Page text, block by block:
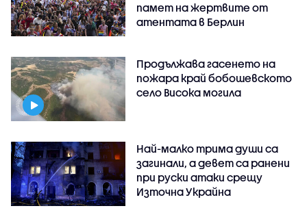
памет на жертвите от
атентата в Берлин
Продължава гасенето на
пожара край бобошевското
село Висока могила
Най-малко трима души са
загинали, а девет са ранени
при руски атаки срещу
Източна Украйна